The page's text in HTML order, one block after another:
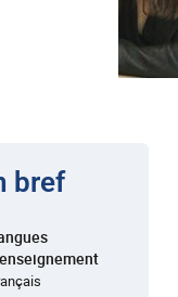
bref